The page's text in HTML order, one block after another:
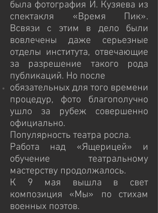
была фотография И. Кузяева из
спектакля «Время Пик».
Всвязи с этим в дело были
вовлечены даже серьезные
отделы института, отвечающие
за разрешение такого рода
публикаций. Но после
обязательных для того времени
процедур, фото благополучно
ушло за рубеж совершенно
официально.
Популярность театра росла.
Работа над «Ящерицей» и
обучение театральному
мастерству продолжалось.
К 9 мая вышла в свет
композиция «Мы» по стихам
военных поэтов.